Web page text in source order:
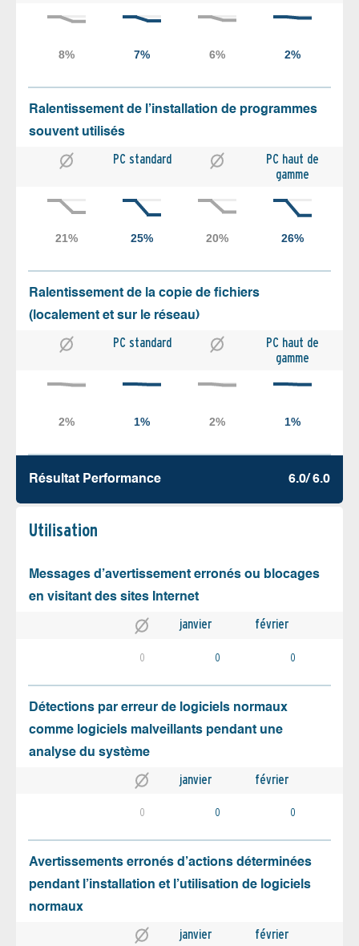
Ralentissement de l’installation de programmes
souvent utilisés
PC standard
PC haut de
gamme
Ralentissement de la copie de fichiers
(localement et sur le réseau)
PC standard
PC haut de
gamme
Résultat Performance 6.0/ 6.0
Utilisation
Messages d’avertissement erronés ou blocages
en visitant des sites Internet
janvier février
0 0 0
Détections par erreur de logiciels normaux
comme logiciels malveillants pendant une
analyse du système
janvier février
0 0 0
Avertissements erronés d’actions déterminées
pendant l’installation et l’utilisation de logiciels
normaux
janvier février